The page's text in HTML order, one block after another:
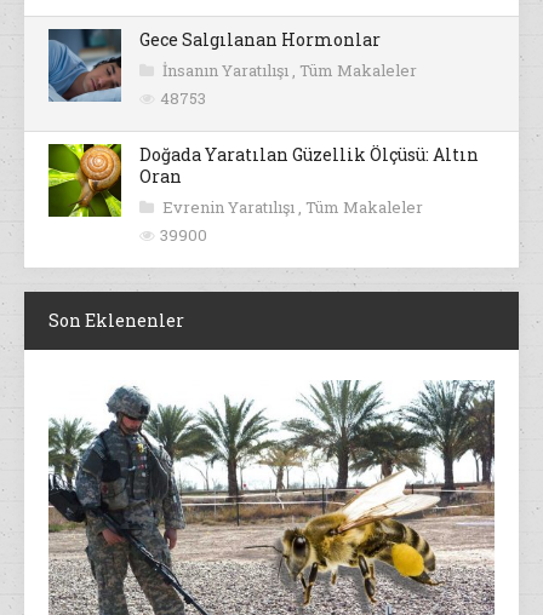
Gece Salgılanan Hormonlar
İnsanın Yaratılışı , Tüm Makaleler
48753
Doğada Yaratılan Güzellik Ölçüsü: Altın
Oran
Evrenin Yaratılışı , Tüm Makaleler
39900
Son Eklenenler